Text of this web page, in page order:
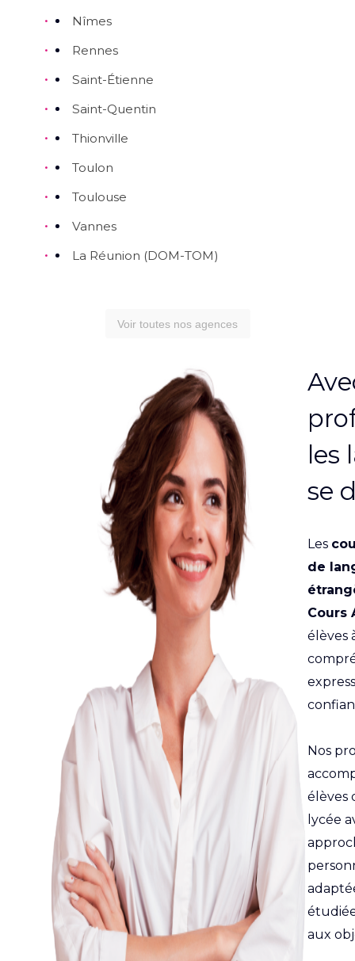
Nîmes
Rennes
Saint-Étienne
Saint-Quentin
Thionville
Toulon
Toulouse
Vannes
La Réunion (DOM-TOM)
Voir toutes nos agences
les
se
Les
de
Cours
élèves
Nos
élèves
lycée
aux